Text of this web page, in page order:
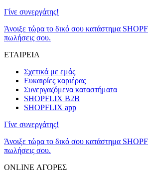
Γίνε συνεργάτης!
Άνοιξε τώρα το δικό σου κατάστημα
πωλήσεις σου.
ΕΤΑΙΡΕΙΑ
Σχετικά με εμάς
Ευκαιρίες καριέρας
Συνεργαζόμενα καταστήματα
SHOPFLIX B2B
SHOPFLIX app
Γίνε συνεργάτης!
Άνοιξε τώρα το δικό σου κατάστημα
πωλήσεις σου.
ONLINE ΑΓΟΡΕΣ